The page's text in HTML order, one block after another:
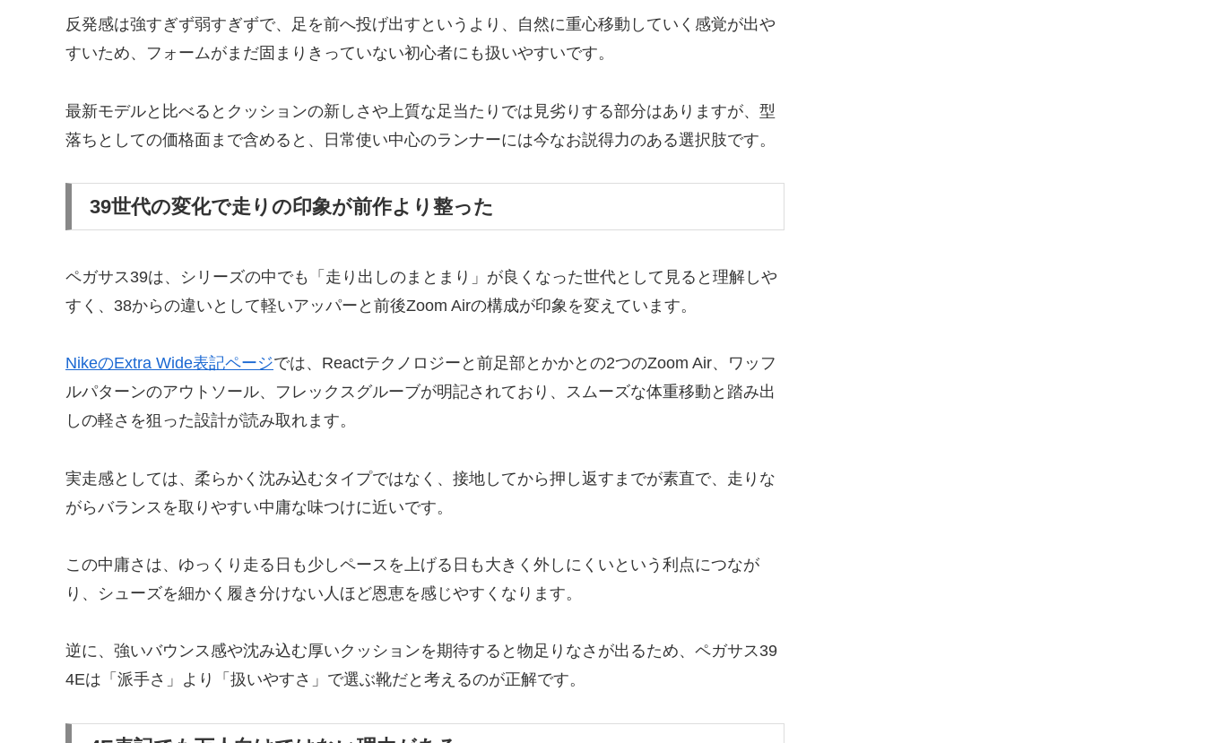
反発感は強すぎず弱すぎずで、足を前へ投げ出すというより、自然に重心移動していく感覚が出や
すいため、フォームがまだ固まりきっていない初心者にも扱いやすいです。
最新モデルと比べるとクッションの新しさや上質な足当たりでは見劣りする部分はありますが、型
落ちとしての価格面まで含めると、日常使い中心のランナーには今なお説得力のある選択肢です。
39世代の変化で走りの印象が前作より整った
ペガサス39は、シリーズの中でも「走り出しのまとまり」が良くなった世代として見ると理解しや
すく、38からの違いとして軽いアッパーと前後Zoom Airの構成が印象を変えています。
NikeのExtra Wide表記ページでは、Reactテクノロジーと前足部とかかとの2つのZoom Air、ワッフ
ルパターンのアウトソール、フレックスグルーブが明記されており、スムーズな体重移動と踏み出
しの軽さを狙った設計が読み取れます。
実走感としては、柔らかく沈み込むタイプではなく、接地してから押し返すまでが素直で、走りな
がらバランスを取りやすい中庸な味つけに近いです。
この中庸さは、ゆっくり走る日も少しペースを上げる日も大きく外しにくいという利点につなが
り、シューズを細かく履き分けない人ほど恩恵を感じやすくなります。
逆に、強いバウンス感や沈み込む厚いクッションを期待すると物足りなさが出るため、ペガサス39
4Eは「派手さ」より「扱いやすさ」で選ぶ靴だと考えるのが正解です。